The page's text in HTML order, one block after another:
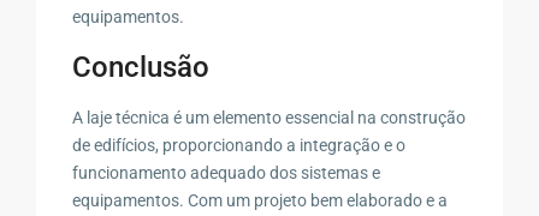
equipamentos.
Conclusão
A laje técnica é um elemento essencial na construção
de edifícios, proporcionando a integração e o
funcionamento adequado dos sistemas e
equipamentos. Com um projeto bem elaborado e a